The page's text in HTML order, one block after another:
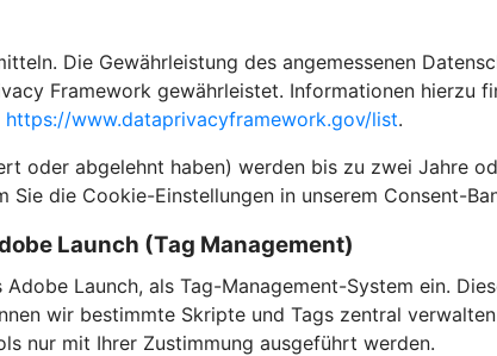
Die Gewährleistung des angemessenen
Framework gewährleistet. Informationen hierzu
https://www.dataprivacyframework.gov/list.
oder abgelehnt haben) werden bis zu zwei Jahre
die Cookie-Einstellungen in unserem Consent-
Launch (Tag Management)
Launch, als Tag-Management-System ein.
wir bestimmte Skripte und Tags zentral
nur mit Ihrer Zustimmung ausgeführt werden.